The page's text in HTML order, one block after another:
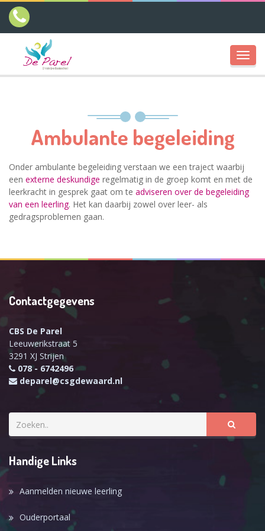
Ambulante begeleiding
Onder ambulante begeleiding verstaan we een traject waarbij
een externe deskundige regelmatig in de groep komt en met de
leerkracht in gesprek gaat om te adviseren over de begeleiding
van een leerling. Het kan daarbij zowel over leer- als
gedragsproblemen gaan.
Contactgegevens
CBS De Parel
Leeuwerikstraat 5
3291 XJ Strijen
078 - 6742496
deparel@csgdewaard.nl
Handige Links
Aanmelden nieuwe leerling
Ouderportaal